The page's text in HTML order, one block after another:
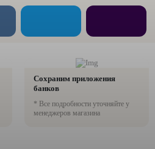
Сохраним приложения
банков
* Все подробности уточняйте у
менеджеров магазина